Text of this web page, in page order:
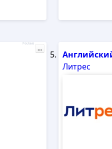
Реклама
...
Литрес